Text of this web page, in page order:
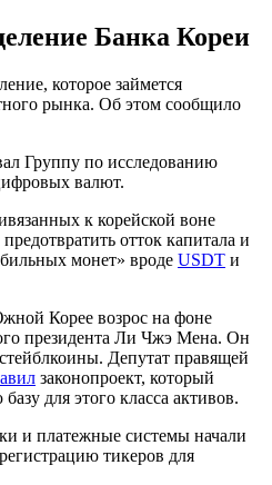
Банка Кореи
которое займется
рынка. Об этом сообщило
Группу по исследованию
валют.
к корейской воне
отток капитала и
монет» вроде USDT и
Корее возрос на фоне
президента Ли Чжэ Мена. Он
Депутат правящей
законопроект, который
для этого класса активов.
и платежные системы начали
тикеров для